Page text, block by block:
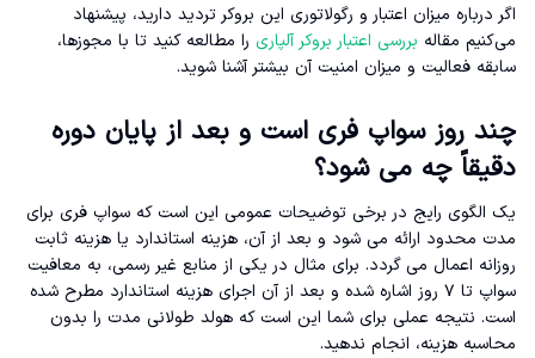
اگر درباره میزان اعتبار و رگولاتوری این بروکر تردید دارید، پیشنهاد
می‌کنیم مقاله بررسی اعتبار بروکر آلپاری را مطالعه کنید تا با مجوزها،
سابقه فعالیت و میزان امنیت آن بیشتر آشنا شوید.
چند روز سواپ فری است و بعد از پایان دوره
دقیقاً چه می شود؟
یک الگوی رایج در برخی توضیحات عمومی این است که سواپ فری برای
مدت محدود ارائه می شود و بعد از آن، هزینه استاندارد یا هزینه ثابت
روزانه اعمال می گردد. برای مثال در یکی از منابع غیر رسمی، به معافیت
سواپ تا ۷ روز اشاره شده و بعد از آن اجرای هزینه استاندارد مطرح شده
است. نتیجه عملی برای شما این است که هولد طولانی مدت را بدون
محاسبه هزینه، انجام ندهید.